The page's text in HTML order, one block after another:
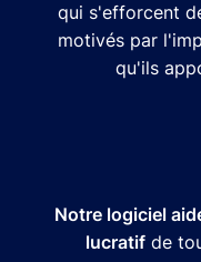
qui s'efforcent
motivés par
qu'ils
Notre logiciel
lucratif de